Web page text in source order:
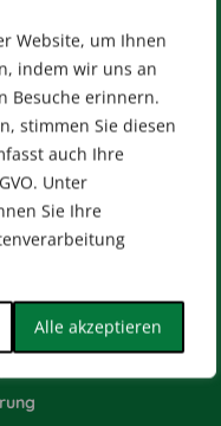
Website, um Ihnen
indem wir uns an
Besuche erinnern.
stimmen Sie diesen
auch Ihre
Unter
Sie Ihre
Alle akzeptieren